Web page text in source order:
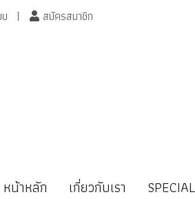
สมัครสมาชิก
หน้าหลัก เกี่ยวกับเรา